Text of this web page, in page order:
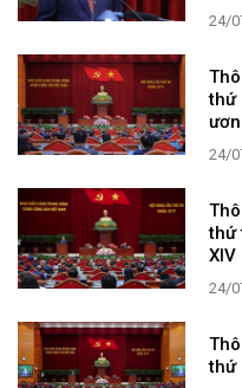
24/
thứ
24/
thứ
XIV
24/
thứ